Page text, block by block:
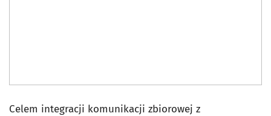
Celem integracji komunikacji zbiorowej z